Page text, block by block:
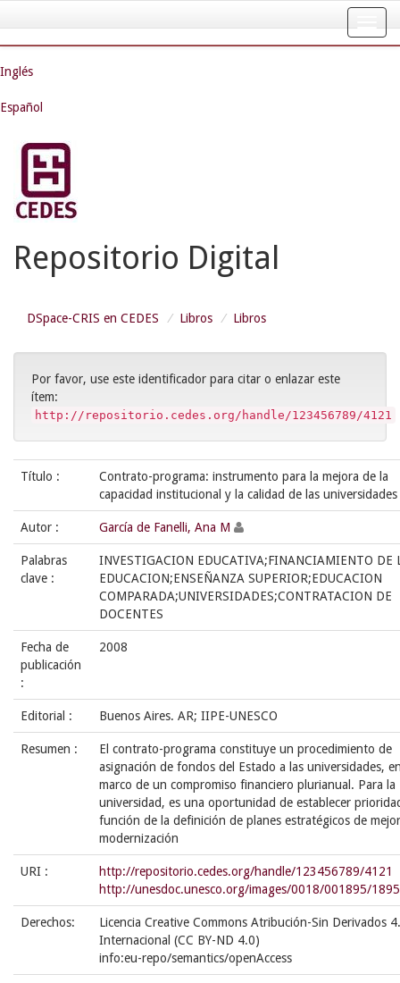
navigation
Inglés
Español
Repositorio Digital
DSpace-CRIS en CEDES Libros Libros
Por favor, use este identificador para citar o enlazar este
ítem:
http://repositorio.cedes.org/handle/123456789/4121
Título :
Contrato-programa: instrumento para la mejora de la
capacidad institucional y la calidad de las universidades
Autor : García de Fanelli, Ana M
Palabras
clave :
INVESTIGACION EDUCATIVA;FINANCIAMIENTO DE
EDUCACION;ENSEÑANZA SUPERIOR;EDUCACION
COMPARADA;UNIVERSIDADES;CONTRATACION DE
DOCENTES
Fecha de
publicación
:
2008
Editorial : Buenos Aires. AR; IIPE-UNESCO
Resumen :
El contrato-programa constituye un procedimiento de
asignación de fondos del Estado a las universidades,
marco de un compromiso financiero plurianual. Para la
universidad, es una oportunidad de establecer
función de la definición de planes estratégicos de
modernización
URI :
http://repositorio.cedes.org/handle/123456789/4121
http://unesdoc.unesco.org/images/0018/001895/
Derechos:
Licencia Creative Commons Atribución-Sin Derivados
Internacional (CC BY-ND 4.0)
info:eu-repo/semantics/openAccess